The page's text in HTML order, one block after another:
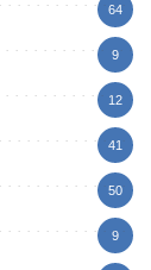
64
9
12
41
50
9